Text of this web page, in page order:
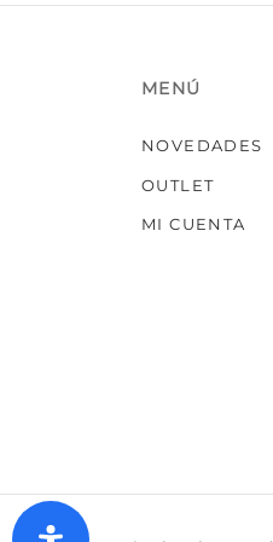
MENÚ
NOVEDADES
OUTLET
MI CUENTA